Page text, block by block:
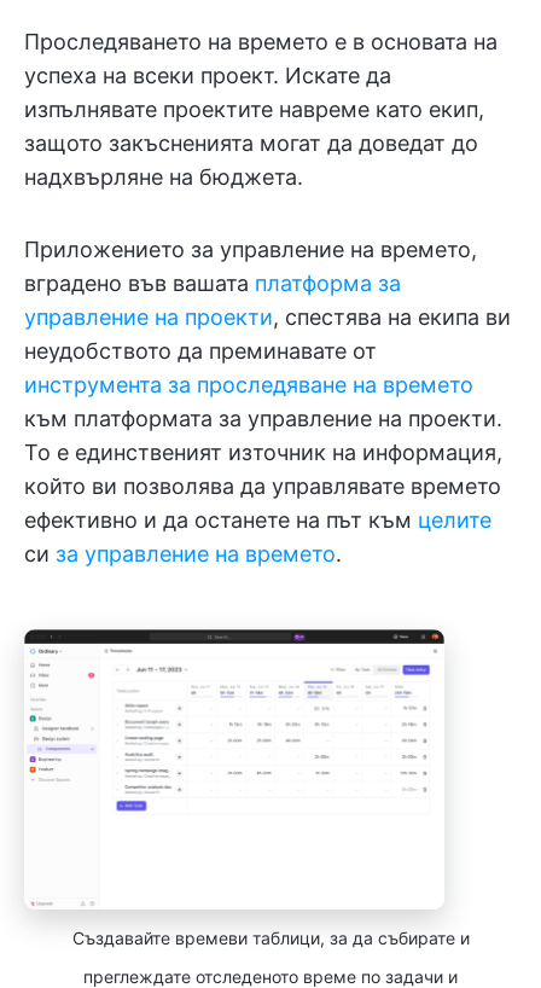
Проследяването на времето е в основата на
успеха на всеки проект. Искате да
изпълнявате проектите навреме като екип,
защото закъсненията могат да доведат до
надхвърляне на бюджета.
Приложението за управление на времето,
вградено във вашата платформа за
управление на проекти, спестява на екипа ви
неудобството да преминавате от
инструмента за проследяване на времето
към платформата за управление на проекти.
То е единственият източник на информация,
който ви позволява да управлявате времето
ефективно и да останете на път към целите
си за управление на времето.
Създавайте времеви таблици, за да събирате и
преглеждате отследеното време по задачи и